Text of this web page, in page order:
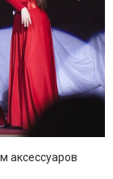
аксессуаров